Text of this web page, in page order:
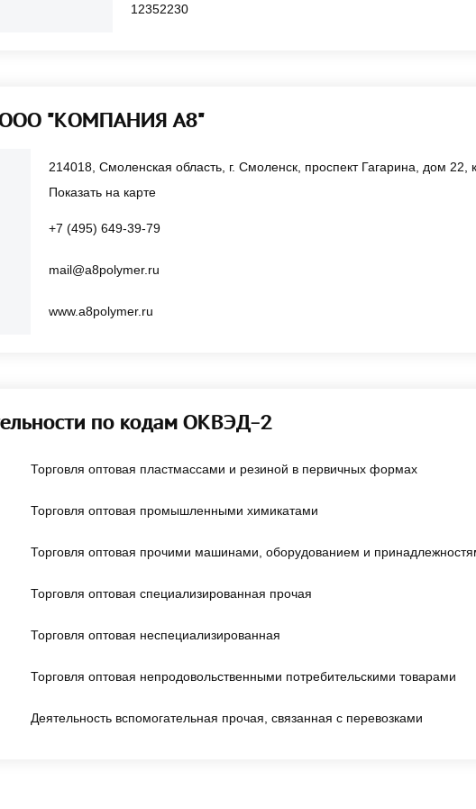
12352230
ООО "КОМПАНИЯ А8"
214018, Смоленская область, г. Смоленск, проспект Гагарина, дом 22,
Показать на карте
+7 (495) 649-39-79
mail@a8polymer.ru
www.a8polymer.ru
по кодам ОКВЭД-2
Торговля оптовая пластмассами и резиной в первичных формах
Торговля оптовая промышленными химикатами
Торговля оптовая прочими машинами, оборудованием и
Торговля оптовая специализированная прочая
Торговля оптовая неспециализированная
Торговля оптовая непродовольственными потребительскими товарами
Деятельность вспомогательная прочая, связанная с перевозками